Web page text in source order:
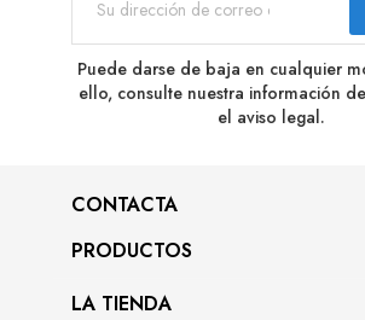
Puede darse de baja en cualquier
ello, consulte nuestra información
el aviso legal.
CONTACTA
PRODUCTOS
LA TIENDA